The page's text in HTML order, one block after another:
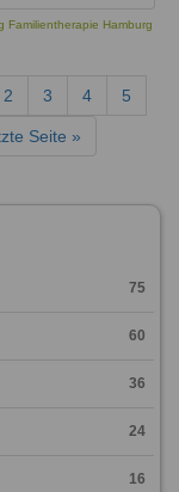
Familientherapie Hamburg
2 3 4 5
Seite »
75
60
36
24
16